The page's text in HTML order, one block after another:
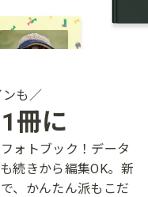
も
冊に​
ォトブック！​ データ
続きから​編集OK。​​ 新
、​かんたん派も​こだ